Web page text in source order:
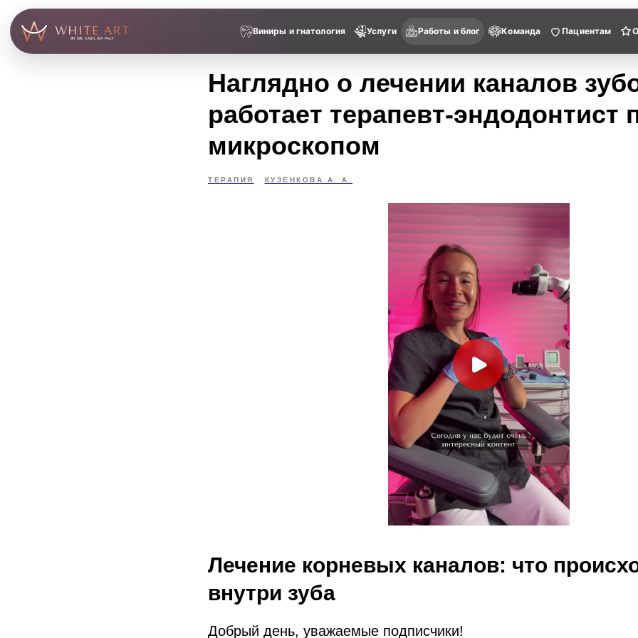
Виниры и гнатология Услуги Работы и блог Команда Пациентам
Наглядно о лечении каналов
работает терапевт-эндодонтист
микроскопом
ТЕРАПИЯ КУЗЕНКОВА А. А.
Лечение корневых каналов: что
внутри зуба
Добрый день, уважаемые подписчики!